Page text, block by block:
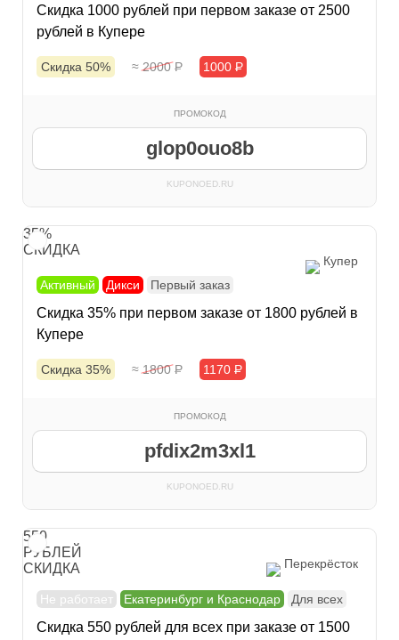
Скидка 1000 рублей при первом заказе от 2500
рублей в Купере
Скидка 50% ≈ 2000Р 1000 Р
ПРОМОКОД
glop0ouo8b
KUPONOED.RU
35%
СКИДКА
Купер
Активный
Дикси Первый заказ
Скидка 35% при первом заказе от 1800 рублей в
Купере
Скидка 35% ≈ 1800Р 1170 Р
ПРОМОКОД
pfdix2m3xl1
KUPONOED.RU
550
РУБЛЕЙ
СКИДКА
Перекрёсток
Не работает Екатеринбург и Краснодар Для всех
Скидка 550 рублей для всех при заказе от 1500